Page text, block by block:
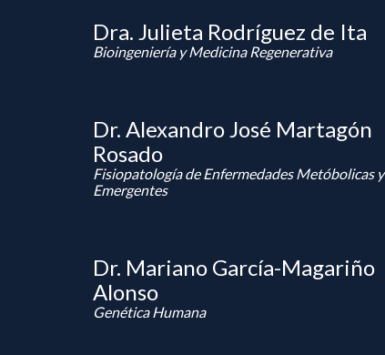
Dra. Julieta Rodríguez de Ita
Bioingeniería y Medicina Regenerativa
Dr. Alexandro José Martagón
Rosado
Fisiopatología de Enfermedades Metóbolicas y
Emergentes
Dr. Mariano García-Magariño
Alonso
Genética Humana